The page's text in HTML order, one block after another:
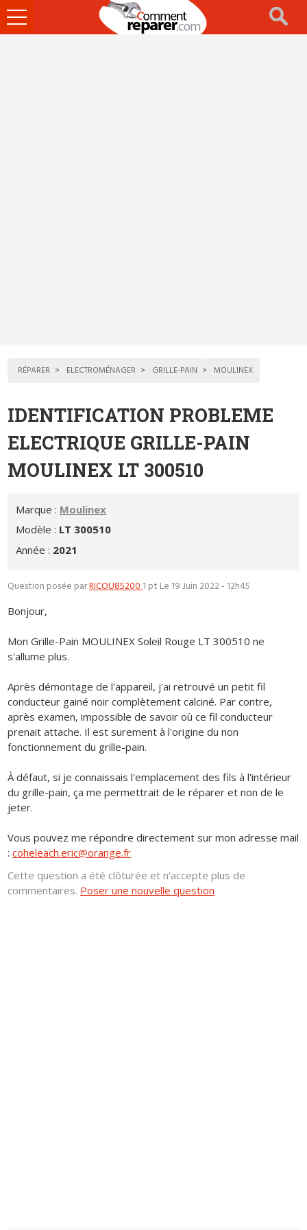
Ouvrir
le
RÉPARER ELECTROMÉNAGER GRILLE-PAIN MOULINEX
IDENTIFICATION PROBLEME
ELECTRIQUE GRILLE-PAIN
MOULINEX LT 300510
Marque : Moulinex
Modèle : LT 300510
Année : 2021
Question posée parRICOU852001 pt Le 19 Juin 2022 - 12h45
Bonjour,
Mon Grille-Pain MOULINEX Soleil Rouge LT 300510 ne
s'allume plus.
Après démontage de l'appareil, j'ai retrouvé un petit fil
conducteur gainé noir complètement calciné. Par contre,
après examen, impossible de savoir où ce fil conducteur
prenait attache. Il est surement à l'origine du non
fonctionnement du grille-pain.
À défaut, si je connaissais l'emplacement des fils à l'intérieur
du grille-pain, ça me permettrait de le réparer et non de le
jeter.
Vous pouvez me répondre directement sur mon adresse mail
:coheleach.eric@orange.fr
Cette question a été clôturée et n'accepte plus de
commentaires. Poser une nouvelle question